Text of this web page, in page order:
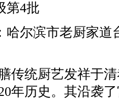
第4批
哈尔滨市老厨家道
传统厨艺发祥于
年历史。其沿袭